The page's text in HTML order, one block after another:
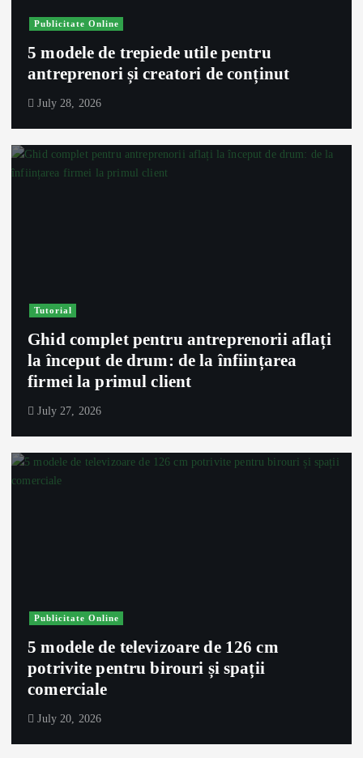
Publicitate Online
5 modele de trepiede utile pentru
antreprenori și creatori de conținut
July 28, 2026
Tutorial
Ghid complet pentru antreprenorii aflați
la început de drum: de la înființarea
firmei la primul client
July 27, 2026
Publicitate Online
5 modele de televizoare de 126 cm
potrivite pentru birouri și spații
comerciale
July 20, 2026